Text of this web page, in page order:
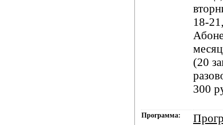
18-
(20
300
Программа: